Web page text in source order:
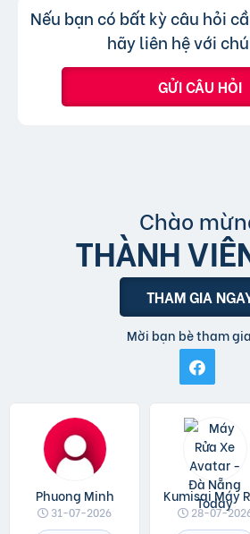
bài đăng.
Trả lời:
Không, trang web
tin đăng sử dụng tiếng Việt có
Nếu bạn có bất kỳ câu hỏi
hãy liên hệ với
GỬI CÂU HỎI
Chào
THÀNH
THAM GIA
Mời bạn bè tham
Phuong Minh
31-07-2026 28-07-